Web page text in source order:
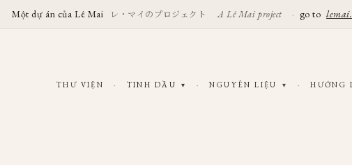
Một dự án của Lê Mai レ・マイのプロジェクト A Lê Mai project · go to
THƯ VIỆN · TINH DẦU ▾ · NGUYÊN LIỆU ▾ · HƯỚNG